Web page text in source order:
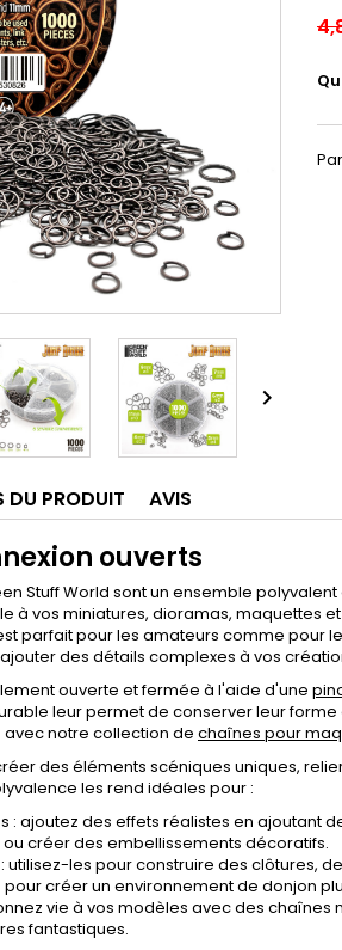

DU PRODUIT AVIS
ouverts
Stuff World sont un ensemble
à vos miniatures, dioramas, maquettes
parfait pour les amateurs comme pour
des détails complexes à vos
ouverte et fermée à l'aide d'une
leur permet de conserver leur
notre collection de chaînes pour
des éléments scéniques uniques,
les rend idéales pour :
: ajoutez des effets réalistes en ajoutant
créer des embellissements décoratifs.
utilisez-les pour construire des clôtures,
créer un environnement de donjon
vie à vos modèles avec des
fantastiques.